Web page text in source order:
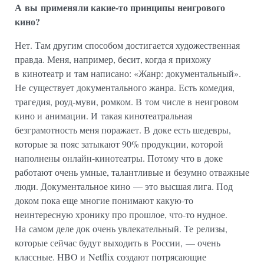
А вы применяли какие-то принципы неигрового
кино?
Нет. Там другим способом достигается художественная
правда. Меня, например, бесит, когда я прихожу
в кинотеатр и там написано: «Жанр: документальный».
Не существует документального жанра. Есть комедия,
трагедия, роуд-муви, ромком. В том числе в неигровом
кино и анимации. И такая кинотеатральная
безграмотность меня поражает. В доке есть шедевры,
которые за пояс затыкают 90% продукции, которой
наполнены онлайн-кинотеатры. Потому что в доке
работают очень умные, талантливые и безумно отважные
люди. Документальное кино — это высшая лига. Под
доком пока еще многие понимают какую-то
неинтересную хронику про прошлое, что-то нудное.
На самом деле док очень увлекательный. Те релизы,
которые сейчас будут выходить в России, — очень
классные. HBO и Netflix создают потрясающие